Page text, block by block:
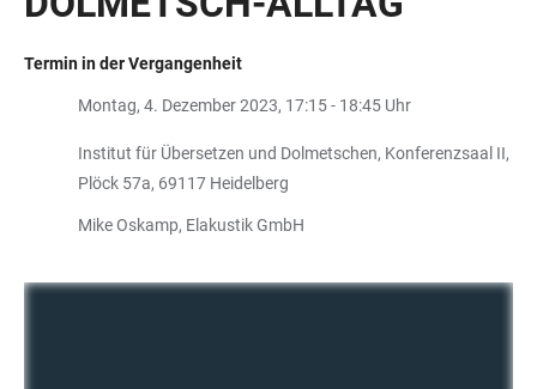
Termin in der Vergangenheit
Montag, 4. Dezember 2023, 17:15 - 18:45 Uhr
Institut für Übersetzen und Dolmetschen, Konferenzsaal II,
Plöck 57a, 69117 Heidelberg
Mike Oskamp, Elakustik GmbH